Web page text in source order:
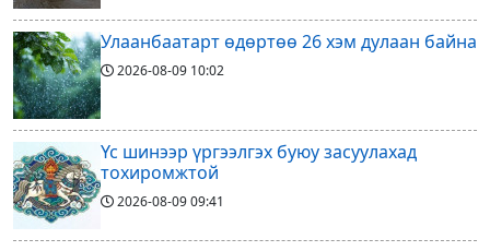
Улаанбаатарт өдөртөө 26 хэм дулаан байна
2026-08-09 10:02
Үс шинээр үргээлгэх буюу засуулахад
тохиромжтой
2026-08-0909:41